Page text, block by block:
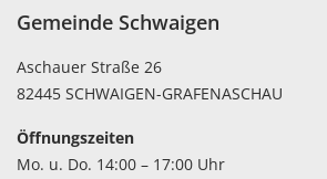
Gemeinde Schwaigen
Aschauer Straße 26
82445 SCHWAIGEN-GRAFENASCHAU
Öffnungszeiten
Mo. u. Do. 14:00 – 17:00 Uhr